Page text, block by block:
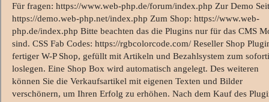
Für fragen: https://www.web-php.de/forum/index.php Zur Demo
https://demo.web-php.net/index.php Zum Shop: https://www.web-
php.de/index.php Bitte beachten das die Plugins nur für das CMS
sind. CSS Fab Codes: https://rgbcolorcode.com/ Reseller Shop
fertiger W-P Shop, gefüllt mit Artikeln und Bezahlsystem zum
loslegen. Eine Shop Box wird automatisch angelegt. Des weiteren
können Sie die Verkaufsartikel mit eigenen Texten und Bilder
verschönern, um Ihren Erfolg zu erhöhen. Nach dem Kauf des